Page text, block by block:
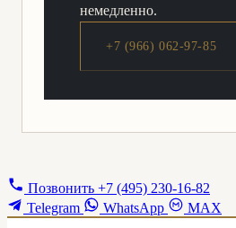
немедленно.
+7 (966) 062-97-85
Позвонить +7 (495) 230-16-82
Telegram
WhatsApp MAX